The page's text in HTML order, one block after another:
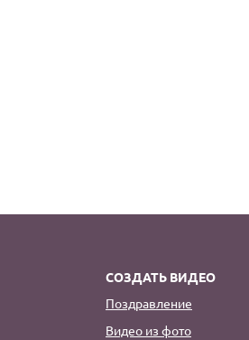
СОЗДАТЬ ВИДЕО
Поздравление
Видео из фото